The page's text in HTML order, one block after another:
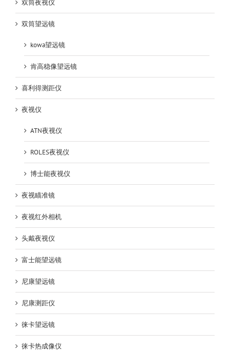
双筒夜视仪
双筒望远镜
kowa望远镜
肯高稳像望远镜
喜利得测距仪
夜视仪
ATN夜视仪
ROLES夜视仪
博士能夜视仪
夜视瞄准镜
夜视红外相机
头戴夜视仪
富士能望远镜
尼康望远镜
尼康测距仪
徕卡望远镜
徕卡热成像仪